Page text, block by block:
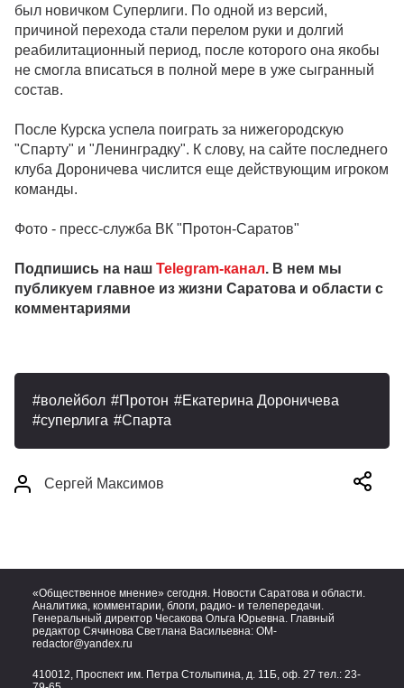
был новичком Суперлиги. По одной из версий,
причиной перехода стали перелом руки и долгий
реабилитационный период, после которого она якобы
не смогла вписаться в полной мере в уже сыгранный
состав.
После Курска успела поиграть за нижегородскую
"Спарту" и "Ленинградку". К слову, на сайте последнего
клуба Дороничева числится еще действующим игроком
команды.
Фото - пресс-служба ВК "Протон-Саратов"
Подпишись на наш Telegram-канал. В нем мы
публикуем главное из жизни Саратова и области с
комментариями
волейбол Протон
Екатерина Дороничева
суперлига
Спарта
Сергей Максимов
«Общественное мнение» сегодня. Новости Саратова и области.
Аналитика, комментарии, блоги, радио- и телепередачи.
Генеральный директор Чесакова Ольга Юрьевна. Главный
редактор Сячинова Светлана Васильевна: OM-
redactor@yandex.ru
410012, Проспект им. Петра Столыпина, д. 11Б, оф. 27 тел.: 23-